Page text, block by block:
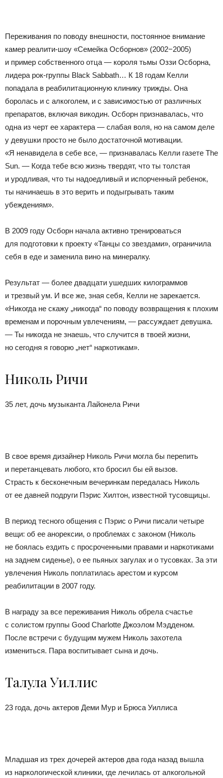
Переживания по поводу внешности, постоянное внимание
камер реалити-шоу «Семейка Осборнов» (2002−2005)
и пример собственного отца — короля тьмы Оззи Осборна,
лидера рок-группы Black Sabbath… К 18 годам Келли
попадала в реабилитационную клинику трижды. Она
боролась и с алкоголем, и с зависимостью от различных
препаратов, включая викодин. Осборн признавалась, что
одна из черт ее характера — слабая воля, но на самом деле
у девушки просто не было достаточной мотивации.
«Я ненавидела в себе все, — признавалась Келли газете The
Sun. — Когда тебе всю жизнь твердят, что ты толстая
и уродливая, что ты надоедливый и испорченный ребенок,
ты начинаешь в это верить и подыгрывать таким
убеждениям».
В 2009 году Осборн начала активно тренироваться
для подготовки к проекту «Танцы со звездами», ограничила
себя в еде и заменила вино на минералку.
Результат — более двадцати ушедших килограммов
и трезвый ум. И все же, зная себя, Келли не зарекается.
«Никогда не скажу „никогда“ по поводу возвращения к плохим
временам и порочным увлечениям, — рассуждает девушка.
— Ты никогда не знаешь, что случится в твоей жизни,
но сегодня я говорю „нет“ наркотикам».
Николь Ричи
35 лет, дочь музыканта Лайонела Ричи
В свое время дизайнер Николь Ричи могла бы перепить
и перетанцевать любого, кто бросил бы ей вызов.
Страсть к бесконечным вечеринкам передалась Николь
от ее давней подруги Пэрис Хилтон, известной тусовщицы.
В период тесного общения с Пэрис о Ричи писали четыре
вещи: об ее анорексии, о проблемах с законом (Николь
не боялась ездить с просроченными правами и наркотиками
на заднем сиденье), о ее пьяных загулах и о тусовках. За эти
увлечения Николь поплатилась арестом и курсом
реабилитации в 2007 году.
В награду за все переживания Николь обрела счастье
с солистом группы Good Charlotte Джоэлом Мэдденом.
После встречи с будущим мужем Николь захотела
измениться. Пара воспитывает сына и дочь.
Талула Уиллис
23 года, дочь актеров Деми Мур и Брюса Уиллиса
Младшая из трех дочерей актеров два года назад вышла
из наркологической клиники, где лечилась от алкогольной